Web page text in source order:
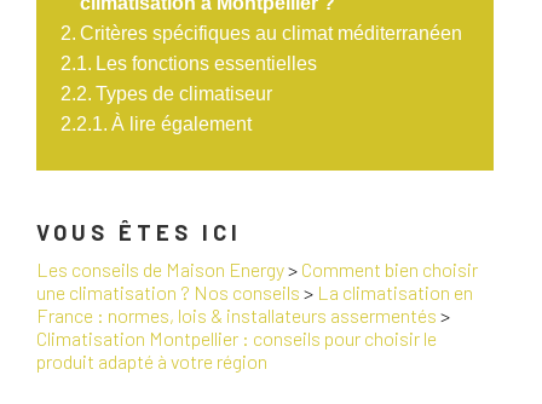
Critères spécifiques au climat méditerranéen
Les fonctions essentielles
Types de climatiseur
À lire également
VOUS ÊTES ICI
Les conseils de Maison Energy> Comment bien choisir
une climatisation ? Nos conseils > La climatisation en
France : normes, lois & installateurs assermentés >
Climatisation Montpellier : conseils pour choisir le
produit adapté à votre région